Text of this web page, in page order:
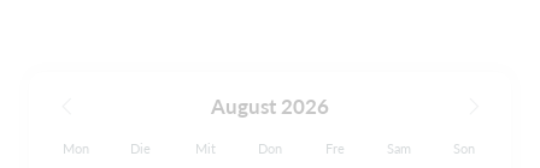
August 2026
Mon Die Mit Don Fre Sam Son